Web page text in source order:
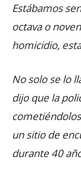
Estábamos
octava o
homicidio,
No solo se lo
dijo que la
un sitio de
durante 40